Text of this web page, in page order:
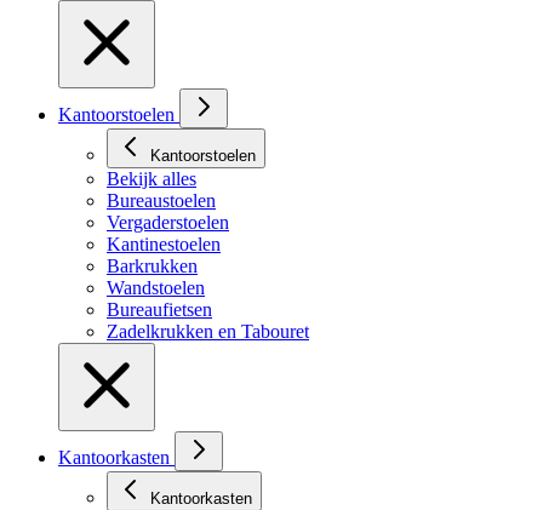
Kantoorstoelen
Kantoorstoelen
Bekijk alles
Bureaustoelen
Vergaderstoelen
Kantinestoelen
Barkrukken
Wandstoelen
Bureaufietsen
Zadelkrukken en Tabouret
Kantoorkasten
Kantoorkasten